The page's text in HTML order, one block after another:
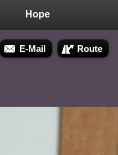
Hope
E-Mail Route